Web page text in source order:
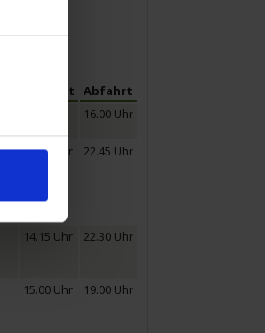
Ankunft
Abfahrt
16.00 Uhr
12.30 Uhr 22.45 Uhr
14.15 Uhr 22.30 Uhr
15.00 Uhr 19.00 Uhr